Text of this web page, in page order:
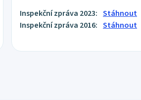
Inspekční zpráva 2023: Stáhnout
Inspekční zpráva 2016: Stáhnout